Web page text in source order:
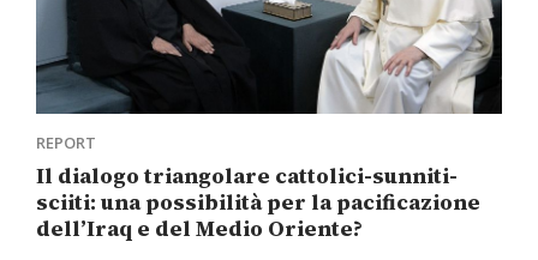
REPORT
Il dialogo triangolare cattolici-sunniti-
sciiti: una possibilità per la pacificazione
dell’Iraq e del Medio Oriente?